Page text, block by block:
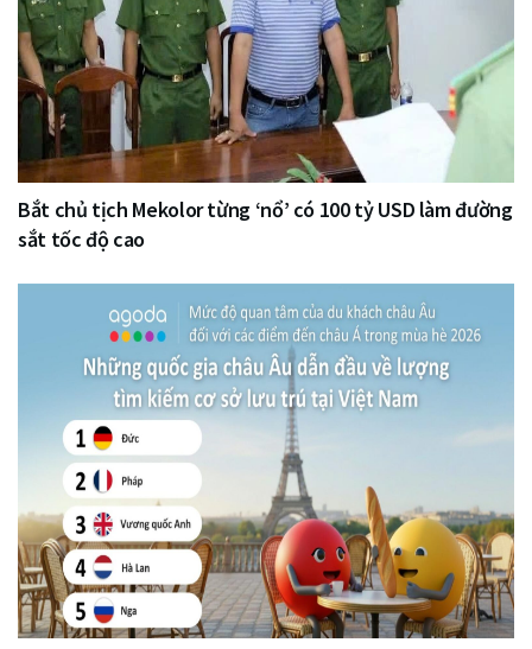
Bắt chủ tịch Mekolor từng ‘nổ’ có 100 tỷ USD làm đường
sắt tốc độ cao